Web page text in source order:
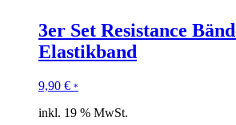
3er Set Resistance
Elastikband
9,90 € *
inkl. 19 % MwSt.